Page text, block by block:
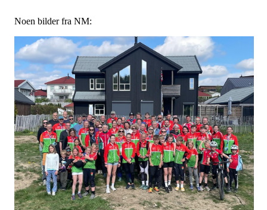
Noen bilder fra NM: